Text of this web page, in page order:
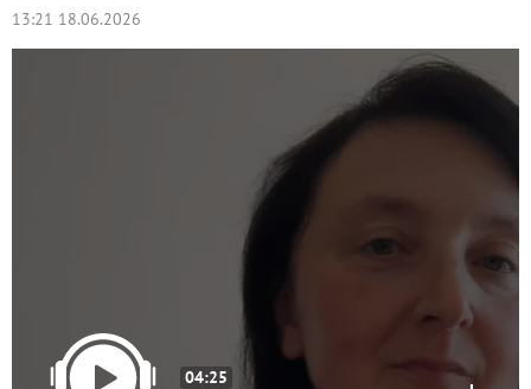
13:21 18.06.2026
04:25